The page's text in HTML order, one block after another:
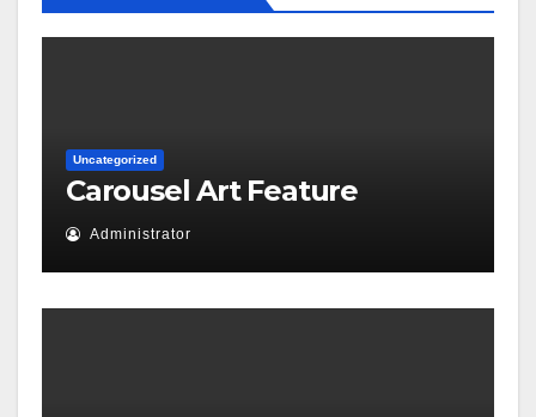
Uncategorized
Carousel Art Feature
Administrator